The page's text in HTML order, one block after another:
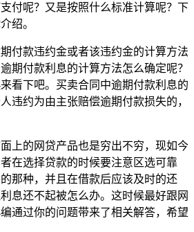
付呢？又是按照什么标准计算呢？下
绍。
付款违约金或者该违约金的计算方法
期付款利息的计算方法怎么确定呢？
看下吧。买卖合同中逾期付款利息的
违约为由主张赔偿逾期付款损失的，
上的网贷产品也是穷出不穷，现如今
在选择贷款的时候要注意区选可靠
那种，并且在借款后应该及时的还
息还不起被怎么办。这时候最好跟网
通过你的问题带来了相关解答，希望